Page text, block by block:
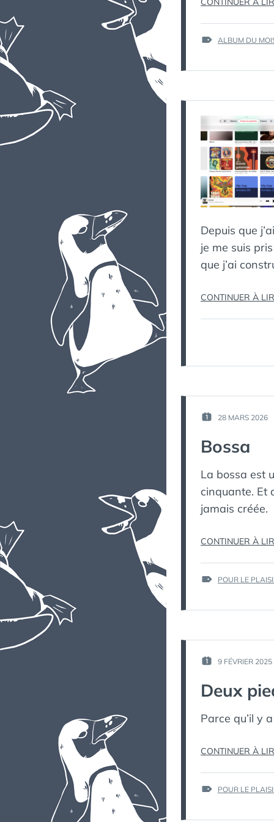
ÉTIQUETTES :
ALBUM DU
Depuis que
je me suis
que j’ai
CONTINUER À
PUBLIÉ
28 MARS 2026
Bossa
La bossa est
cinquante. Et
jamais créée.
CONTINUER À
ÉTIQUETTES :
POUR LE
PUBLIÉ
9 FÉVRIER 2025
Deux
Parce qu’il y
CONTINUER À
ÉTIQUETTES :
POUR LE